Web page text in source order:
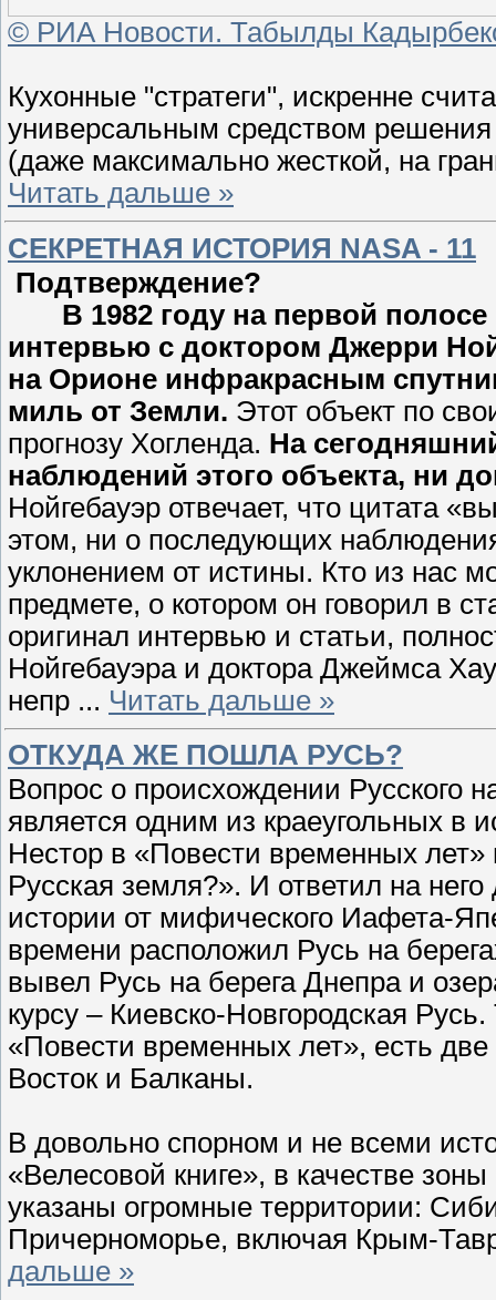
© РИА Новости. Табылды
Кухонные "стратеги", искренне
универсальным средством
(даже максимально жесткой, на
Читать дальше »
СЕКРЕТНАЯ ИСТОРИЯ NASA - 11
Подтверждение?
В 1982 году на первой
интервью с доктором Джерри
на Орионе инфракрасным
миль от Земли. Этот объект по
прогнозу Хогленда. На
наблюдений этого объекта, ни
Нойгебауэр отвечает, что цитата
этом, ни о последующих
уклонением от истины. Кто из нас
предмете, о котором он говорил в
оригинал интервью и статьи,
Нойгебауэра и доктора Джеймса
непр ... Читать дальше »
ОТКУДА ЖЕ ПОШЛА РУСЬ?
Вопрос о происхождении Русского
является одним из краеугольных
Нестор в «Повести временных лет»
Русская земля?». И ответил на
истории от мифического Иафета-
времени расположил Русь на
вывел Русь на берега Днепра и
курсу – Киевско-Новгородская
«Повести временных лет», есть
Восток и Балканы.
В довольно спорном и не всеми
«Велесовой книге», в качестве
указаны огромные территории:
Причерноморье, включая Крым-
дальше »